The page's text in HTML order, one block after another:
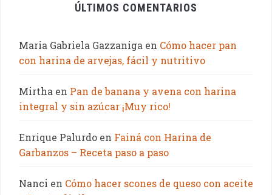
ÚLTIMOS COMENTARIOS
Maria Gabriela Gazzaniga en Cómo hacer pan
con harina de arvejas, fácil y nutritivo
Mirtha en Pan de banana y avena con harina
integral y sin azúcar ¡Muy rico!
Enrique Palurdo en Fainá con Harina de
Garbanzos – Receta paso a paso
Nanci en Cómo hacer scones de queso con aceite